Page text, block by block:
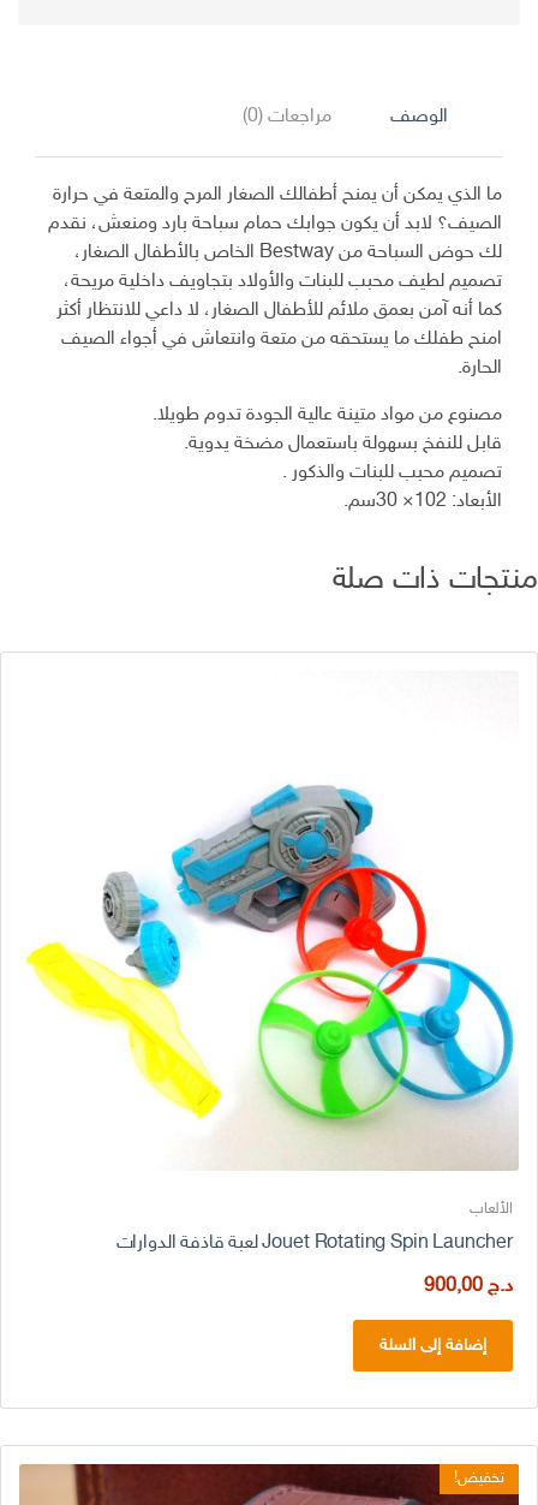
د.ج 1.900,00.
الوصف مراجعات (0)
ما الذي يمكن أن يمنح أطفالك الصغار المرح والمتعة في حرارة
الصيف؟ لابد أن يكون جوابك حمام سباحة بارد ومنعش، نقدم
لك حوض السباحة من Bestway الخاص بالأطفال الصغار،
تصميم لطيف محبب للبنات والأولاد بتجاويف داخلية مريحة،
كما أنه آمن بعمق ملائم للأطفال الصغار، لا داعي للانتظار أكثر
امنح طفلك ما يستحقه من متعة وانتعاش في أجواء الصيف
الحارة.
مصنوع من مواد متينة عالية الجودة تدوم طويلا.
قابل للنفخ بسهولة باستعمال مضخة يدوية.
تصميم محبب للبنات والذكور .
الأبعاد: 102× 30سم.
ذات صلة
الألعاب
Jouet Rotating Spin Launcher لعبة قاذفة الدوارات
د.ج900,00
إضافة إلى السلة
تخفيض!